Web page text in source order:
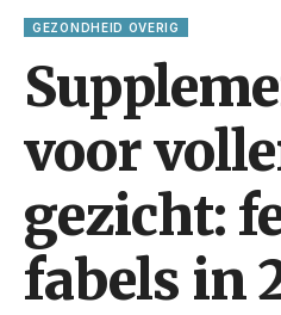
GEZONDHEID OVERIG
voor
gezicht:
fabels in